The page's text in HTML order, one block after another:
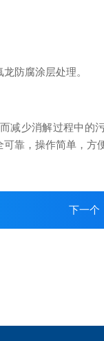
防腐涂层处理。
减少消解过程中的
靠，操作简单，方
下一个